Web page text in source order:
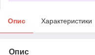
Опис Характеристики
Опис